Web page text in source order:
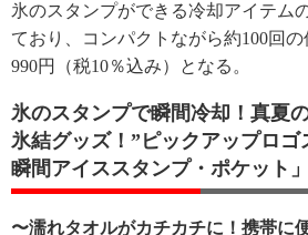
氷のスタンプができる冷却アイテム
ており、コンパクトながら約100回
990円（税10％込み）となる。
氷のスタンプで瞬間冷却！真夏
氷結グッズ！”ピックアップロゴ
瞬間アイススタンプ・ポケット
〜濡れタオルがカチカチに！携帯に